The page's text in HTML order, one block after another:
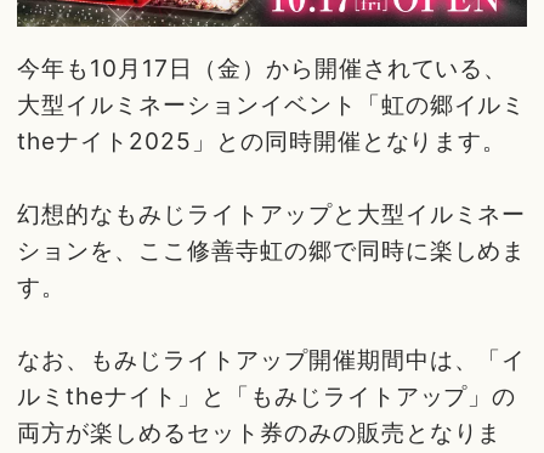
今年も10月17日（金）から開催されている、
大型イルミネーションイベント「虹の郷イルミ
theナイト2025」との同時開催となります。
幻想的なもみじライトアップと大型イルミネー
ションを、ここ修善寺虹の郷で同時に楽しめま
す。
なお、もみじライトアップ開催期間中は、「イ
ルミtheナイト」と「もみじライトアップ」の
両方が楽しめるセット券のみの販売となりま